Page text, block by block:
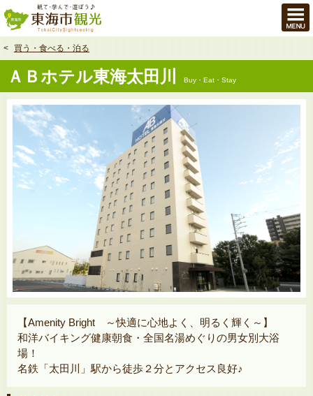
本
文
買う・食べる・泊る
ＡＢホテル東海太田川 Buy・Eat・Stay
【Amenity Bright ～快適に心地よく、明るく輝く～】
和洋バイキング健康朝食・全国名湯めぐりの男女別大浴
場！
名鉄「太田川」駅から徒歩２分とアクセス良好♪